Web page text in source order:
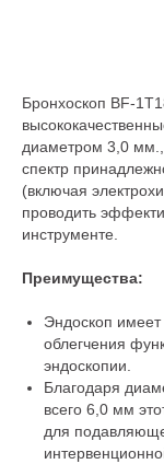
Бронхоскоп BF-
диаметром 3,0 мм.,
спектр
(включая
проводить
инструменте.
Преимущества:
Эндоскоп
облегчения
эндоскопии.
Благодаря
всего 6,0 мм
для